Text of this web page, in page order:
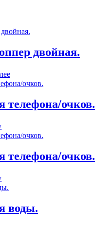
двойная.
телефона/очков.
телефона/очков.
воды.